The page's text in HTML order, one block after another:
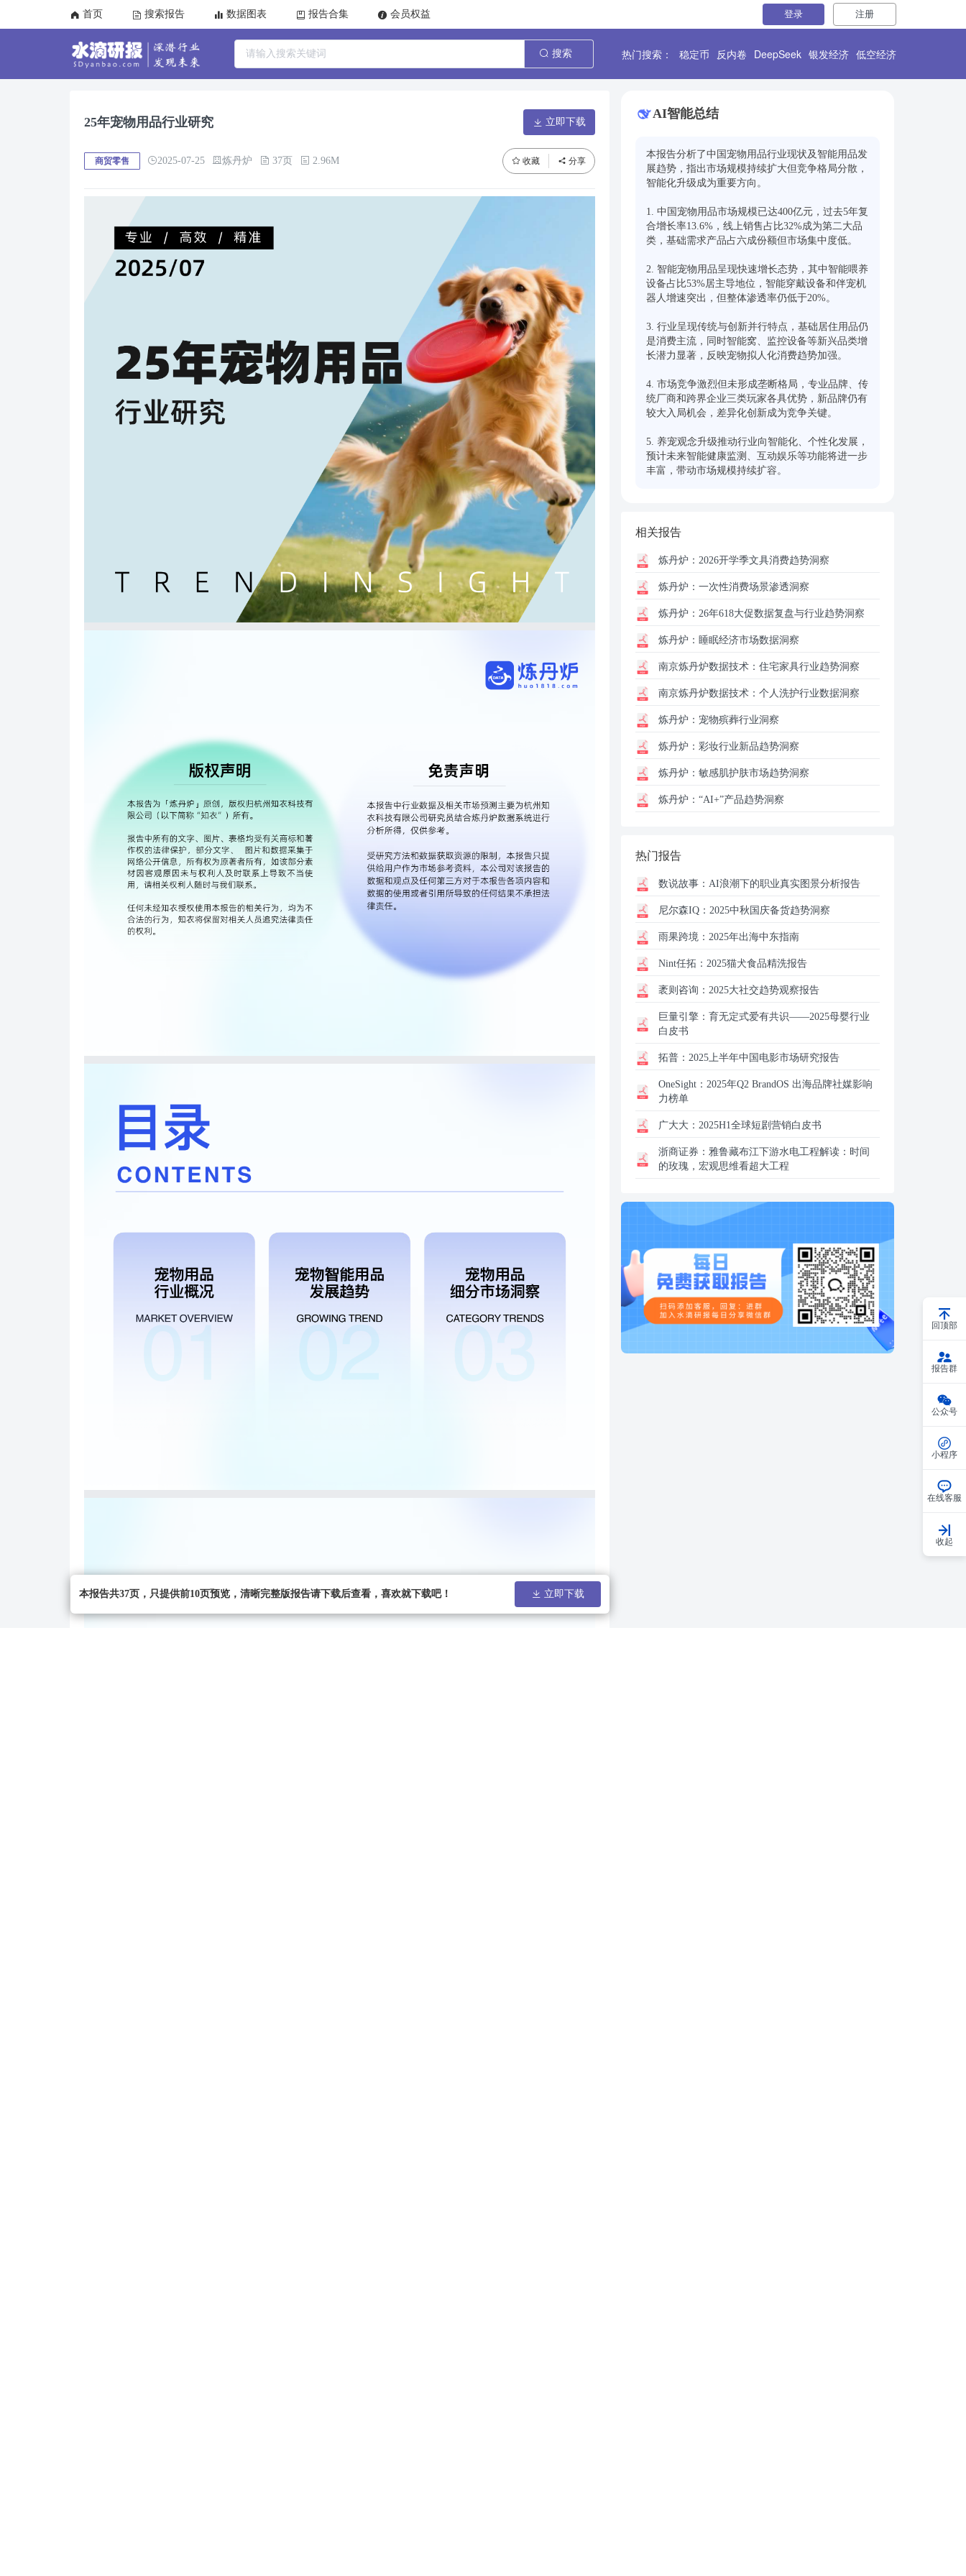
首页 搜索报告 数据图表 报告合集 会员权益 登录 注册
搜索 热门搜索： 稳定币 反内卷 DeepSeek 银发经济 低空经济
25年宠物用品行业研究 立即下载
商贸零售 2025-07-25 炼丹炉 37页 2.96M 收藏 分享
本报告共37页，只提供前10页预览，清晰完整版报告请下载后查看，喜欢就下载吧！ 立即下载
AI智能总结
本报告分析了中国宠物用品行业现状及智能用品发
展趋势，指出市场规模持续扩大但竞争格局分散，
智能化升级成为重要方向。
1. 中国宠物用品市场规模已达400亿元，过去5年复
合增长率13.6%，线上销售占比32%成为第二大品
类，基础需求产品占六成份额但市场集中度低。
2. 智能宠物用品呈现快速增长态势，其中智能喂养
设备占比53%居主导地位，智能穿戴设备和伴宠机
器人增速突出，但整体渗透率仍低于20%。
3. 行业呈现传统与创新并行特点，基础居住用品仍
是消费主流，同时智能窝、监控设备等新兴品类增
长潜力显著，反映宠物拟人化消费趋势加强。
4. 市场竞争激烈但未形成垄断格局，专业品牌、传
统厂商和跨界企业三类玩家各具优势，新品牌仍有
较大入局机会，差异化创新成为竞争关键。
5. 养宠观念升级推动行业向智能化、个性化发展，
预计未来智能健康监测、互动娱乐等功能将进一步
丰富，带动市场规模持续扩容。
相关报告
炼丹炉： 2026开学季文具消费趋势洞察
炼丹炉： 一次性消费场景渗透洞察
炼丹炉： 26年618大促数据复盘与行业趋势洞察
炼丹炉： 睡眠经济市场数据洞察
南京炼丹炉数据技术： 住宅家具行业趋势洞察
南京炼丹炉数据技术： 个人洗护行业数据洞察
炼丹炉： 宠物殡葬行业洞察
炼丹炉： 彩妆行业新品趋势洞察
炼丹炉： 敏感肌护肤市场趋势洞察
炼丹炉： “AI+”产品趋势洞察
热门报告
数说故事： AI浪潮下的职业真实图景分析报告
尼尔森IQ： 2025中秋国庆备货趋势洞察
雨果跨境： 2025年出海中东指南
Nint任拓： 2025猫犬食品精洗报告
袤则咨询： 2025大社交趋势观察报告
巨量引擎： 育无定式爱有共识——2025母婴行业
白皮书
拓普： 2025上半年中国电影市场研究报告
OneSight： 2025年Q2 BrandOS 出海品牌社媒影响
力榜单
广大大： 2025H1全球短剧营销白皮书
浙商证券： 雅鲁藏布江下游水电工程解读：时间
的玫瑰，宏观思维看超大工程
回顶部
报告群
公众号
小程序
在线客服
收起